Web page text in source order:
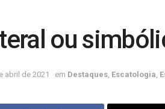
ou
abril de 2021 em Destaques Escatologia